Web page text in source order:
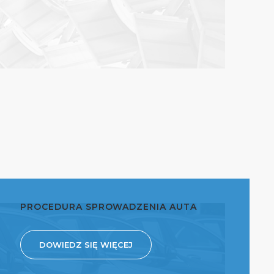
PROCEDURA SPROWADZENIA AUTA
DOWIEDZ SIĘ WIĘCEJ